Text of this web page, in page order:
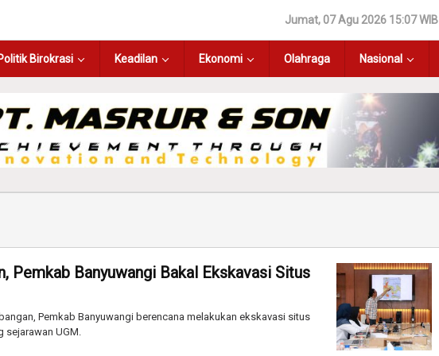
Jumat, 07 Agu 2026 15:07 WIB
Birokrasi Keadilan Ekonomi Olahraga Nasional
Pemkab Banyuwangi Bakal Ekskavasi Situs
Pemkab Banyuwangi berencana melakukan ekskavasi situs
UGM.